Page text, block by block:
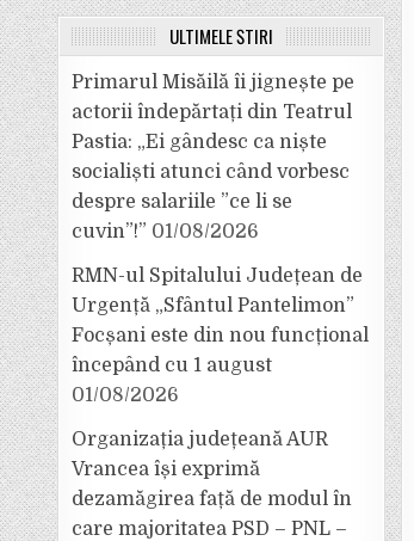
ULTIMELE ȘTIRI
Primarul Misăilă îi jignește pe
actorii îndepărtați din Teatrul
Pastia: „Ei gândesc ca niște
socialiști atunci când vorbesc
despre salariile ”ce li se
cuvin”!” 01/08/2026
RMN-ul Spitalului Județean de
Urgență „Sfântul Pantelimon”
Focșani este din nou funcțional
începând cu 1 august
01/08/2026
Organizația județeană AUR
Vrancea își exprimă
dezamăgirea față de modul în
care majoritatea PSD – PNL –